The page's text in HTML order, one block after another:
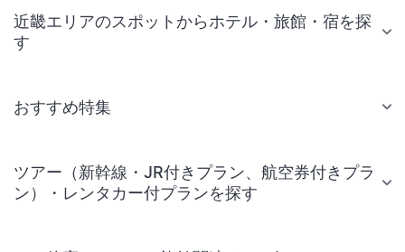
近畿エリアのスポットからホテル・旅館・宿を探
す
おすすめ特集
ツアー（新幹線・JR付きプラン、航空券付きプラ
ン）・レンタカー付プランを探す